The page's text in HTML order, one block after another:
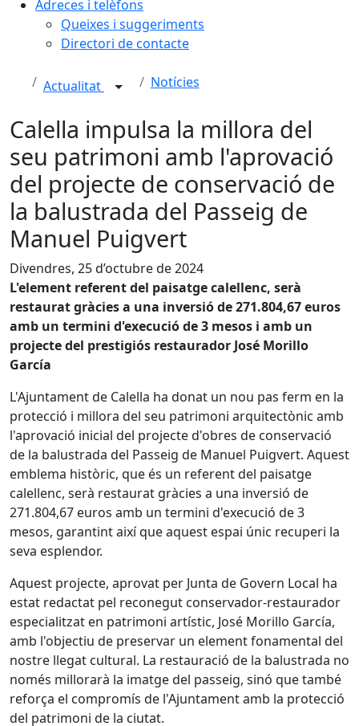
Adreces i telèfons
Queixes i suggeriments
Directori de contacte
Actualitat Notícies
Calella impulsa la millora del
seu patrimoni amb l'aprovació
del projecte de conservació de
la balustrada del Passeig de
Manuel Puigvert
Divendres, 25 d’octubre de 2024
L'element referent del paisatge calellenc, serà
restaurat gràcies a una inversió de 271.804,67 euros
amb un termini d'execució de 3 mesos i amb un
projecte del prestigiós restaurador José Morillo
García
L'Ajuntament de Calella ha donat un nou pas ferm en la
protecció i millora del seu patrimoni arquitectònic amb
l'aprovació inicial del projecte d'obres de conservació
de la balustrada del Passeig de Manuel Puigvert. Aquest
emblema històric, que és un referent del paisatge
calellenc, serà restaurat gràcies a una inversió de
271.804,67 euros amb un termini d'execució de 3
mesos, garantint així que aquest espai únic recuperi la
seva esplendor.
Aquest projecte, aprovat per Junta de Govern Local ha
estat redactat pel reconegut conservador-restaurador
especialitzat en patrimoni artístic, José Morillo García,
amb l'objectiu de preservar un element fonamental del
nostre llegat cultural. La restauració de la balustrada no
només millorarà la imatge del passeig, sinó que també
reforça el compromís de l'Ajuntament amb la protecció
del patrimoni de la ciutat.